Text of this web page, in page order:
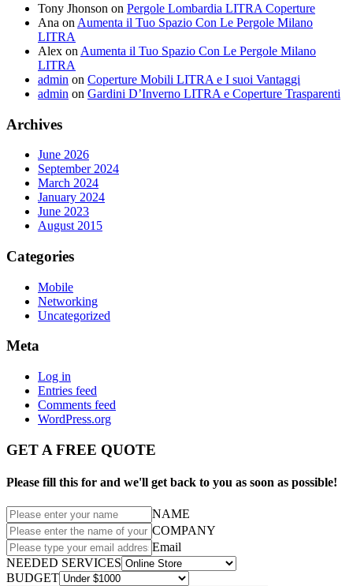
Tony Jhonson on Pergole Lombardia LITRA Coperture
Ana on Aumenta il Tuo Spazio Con Le Pergole Milano
LITRA
Alex on Aumenta il Tuo Spazio Con Le Pergole Milano
LITRA
admin on Coperture Mobili LITRA e I suoi Vantaggi
admin on Gardini D’Inverno LITRA e Coperture Trasparenti
Archives
June 2026
September 2024
March 2024
January 2024
June 2023
August 2015
Categories
Mobile
Networking
Uncategorized
Meta
Log in
Entries feed
Comments feed
WordPress.org
GET A FREE QUOTE
Please fill this for and we'll get back to you as soon as possible!
NAME
COMPANY
Email
NEEDED SERVICES
BUDGET